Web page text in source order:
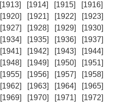
[1913] [1914] [1915]
[1916]
[1920] [1921] [1922]
[1923]
[1927] [1928] [1929]
[1930]
[1934] [1935] [1936]
[1937]
[1941] [1942] [1943]
[1944]
[1948] [1949] [1950]
[1951]
[1955] [1956] [1957]
[1958]
[1962] [1963] [1964]
[1965]
[1969] [1970] [1971]
[1972]